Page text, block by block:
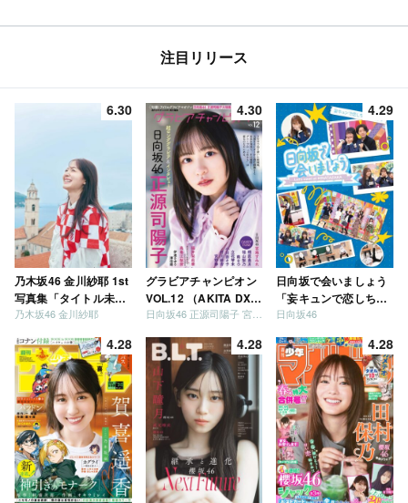
注目リリース
6.30
乃木坂46 金川紗耶 1st
写真集「タイトル未
定」
乃木坂46 金川紗耶
4.30
グラビアチャンピオン
VOL.12 （AKITA DXシ
リーズ）
日向坂46 正源司陽子 宮地すみれ
4.29
日向坂で会いましょう
「妄キュンで恋しちゃ
いましょう」「どっち
う」「ご褒美でロケし
ましょう」「フレンド
リーになりましょう」
「笑って卒業を祝いま
しょう」 [Blu-ray]
日向坂46
4.28 4.28 4.28